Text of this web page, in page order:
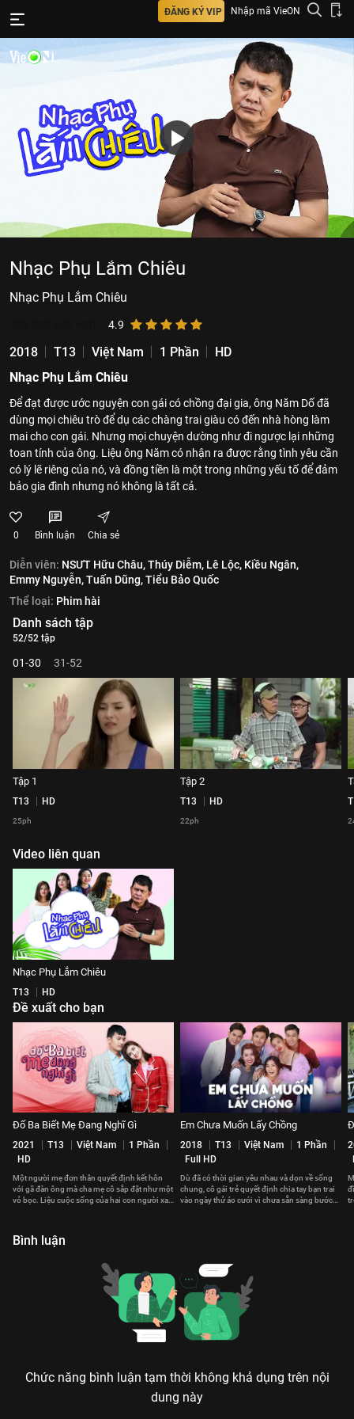
ĐĂNG KÝ VIP Nhập mã VieON
Nhạc Phụ Lắm Chiêu
Nhạc Phụ Lắm Chiêu
4.9
2018 T13 Việt Nam 1 Phần
HD
Nhạc Phụ Lắm Chiêu
Để đạt được ước nguyện con gái có chồng đại gia, ông Năm Dố đã
dùng mọi chiêu trò để dụ các chàng trai giàu có đến nhà hòng làm
mai cho con gái. Nhưng mọi chuyện dường như đi ngược lại những
toan tính của ông. Liệu ông Năm có nhận ra được rằng tình yêu cần
có lý lẽ riêng của nó, và đồng tiền là một trong những yếu tố để đảm
bảo gia đình nhưng nó không là tất cả.
0 Bình luận Chia sẻ
Diễn viên: NSƯT Hữu Châu,Thúy Diễm, Lê Lộc, Kiều Ngân,
Emmy Nguyễn,Tuấn Dũng,Tiểu Bảo Quốc
Thể loại: Phim hài
Danh sách tập
52/52 tập
01-30 31-52
Tập 1
T13 HD
25ph
Tập 2
T13 HD
22ph
Video liên quan
Nhạc Phụ Lắm Chiêu
T13 HD
Đề xuất cho bạn
Đố Ba Biết Mẹ Đang Nghĩ Gì
2021 T13 Việt Nam
1 Phần
HD
Một người mẹ đơn thân quyết định kết hôn
với gã đàn ông mà cha mẹ cô sắp đặt như một
vỏ bọc. Liệu cuộc sống của hai con người xa
Em Chưa Muốn Lấy Chồng
2018 T13 Việt Nam
1 Phần
Full HD
Dù đã có thời gian yêu nhau và dọn về sống
chung, cô gái trẻ quyết định chia tay bạn trai
vào ngày thử áo cưới vì chưa sẵn sàng bước
Bình luận
Chức năng bình luận tạm thời không khả dụng trên nội
dung này